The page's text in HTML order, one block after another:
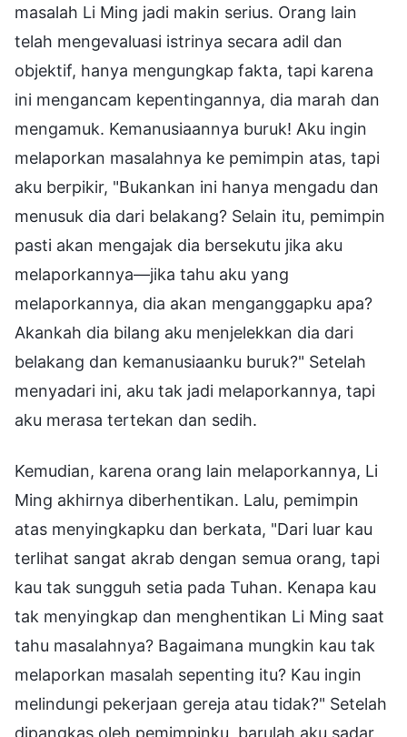
masalah Li Ming jadi makin serius. Orang lain
telah mengevaluasi istrinya secara adil dan
objektif, hanya mengungkap fakta, tapi karena
ini mengancam kepentingannya, dia marah dan
mengamuk. Kemanusiaannya buruk! Aku ingin
melaporkan masalahnya ke pemimpin atas, tapi
aku berpikir, "Bukankan ini hanya mengadu dan
menusuk dia dari belakang? Selain itu, pemimpin
pasti akan mengajak dia bersekutu jika aku
melaporkannya—jika tahu aku yang
melaporkannya, dia akan menganggapku apa?
Akankah dia bilang aku menjelekkan dia dari
belakang dan kemanusiaanku buruk?" Setelah
menyadari ini, aku tak jadi melaporkannya, tapi
aku merasa tertekan dan sedih.
Kemudian, karena orang lain melaporkannya, Li
Ming akhirnya diberhentikan. Lalu, pemimpin
atas menyingkapku dan berkata, "Dari luar kau
terlihat sangat akrab dengan semua orang, tapi
kau tak sungguh setia pada Tuhan. Kenapa kau
tak menyingkap dan menghentikan Li Ming saat
tahu masalahnya? Bagaimana mungkin kau tak
melaporkan masalah sepenting itu? Kau ingin
melindungi pekerjaan gereja atau tidak?" Setelah
dipangkas oleh pemimpinku, barulah aku sadar